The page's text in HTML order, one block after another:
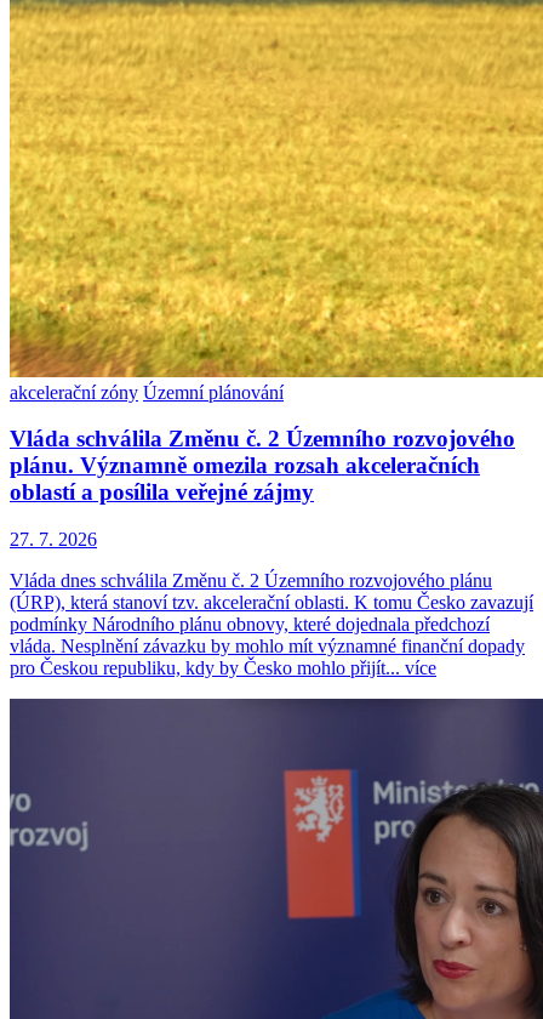
akcelerační zóny Územní plánování
Vláda schválila Změnu č. 2 Územního rozvojového
plánu. Významně omezila rozsah akceleračních
oblastí a posílila veřejné zájmy
27. 7. 2026
Vláda dnes schválila Změnu č. 2 Územního rozvojového plánu
(ÚRP), která stanoví tzv. akcelerační oblasti. K tomu Česko zavazují
podmínky Národního plánu obnovy, které dojednala předchozí
vláda. Nesplnění závazku by mohlo mít významné finanční dopady
pro Českou republiku, kdy by Česko mohlo přijít... více